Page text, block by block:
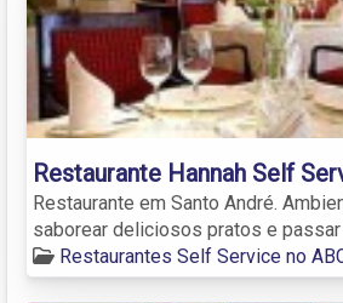
Restaurante Hannah Self
Restaurante em Santo André.
saborear deliciosos pratos e
Restaurantes Self Service no